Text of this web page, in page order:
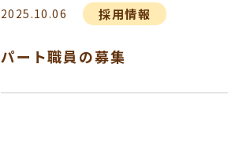
2025.10.06 採用情報
パート職員の募集